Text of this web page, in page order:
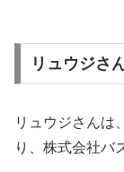
リュウジさ
リュウジさんは
り、株式会社バ